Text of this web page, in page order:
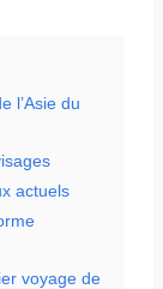
l’Asie du
actuels
voyage de